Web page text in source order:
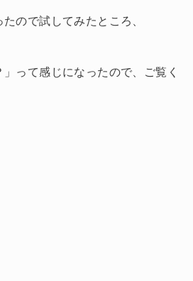
ので試してみたところ、
」って感じになったので、ご覧く